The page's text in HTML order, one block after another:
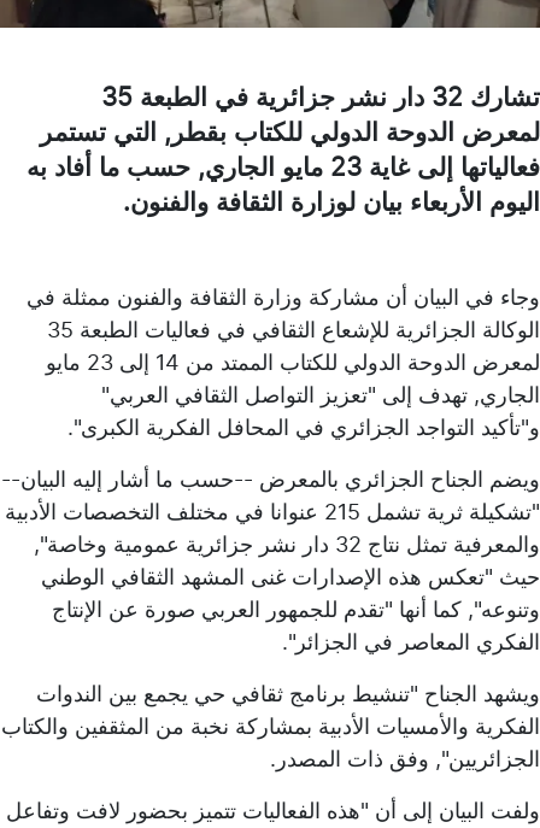
تشارك 32 دار نشر جزائرية في الطبعة 35
لمعرض الدوحة الدولي للكتاب بقطر, التي تستمر
فعالياتها إلى غاية 23 مايو الجاري, حسب ما أفاد به
اليوم الأربعاء بيان لوزارة الثقافة والفنون.
وجاء في البيان أن مشاركة وزارة الثقافة والفنون ممثلة في
الوكالة الجزائرية للإشعاع الثقافي في فعاليات الطبعة 35
لمعرض الدوحة الدولي للكتاب الممتد من 14 إلى 23 مايو
الجاري, تهدف إلى "تعزيز التواصل الثقافي العربي"
و"تأكيد التواجد الجزائري في المحافل الفكرية الكبرى".
ويضم الجناح الجزائري بالمعرض --حسب ما أشار إليه البيان--
"تشكيلة ثرية تشمل 215 عنوانا في مختلف التخصصات الأدبية
والمعرفية تمثل نتاج 32 دار نشر جزائرية عمومية وخاصة",
حيث "تعكس هذه الإصدارات غنى المشهد الثقافي الوطني
وتنوعه", كما أنها "تقدم للجمهور العربي صورة عن الإنتاج
الفكري المعاصر في الجزائر".
ويشهد الجناح "تنشيط برنامج ثقافي حي يجمع بين الندوات
الفكرية والأمسيات الأدبية بمشاركة نخبة من المثقفين والكتاب
الجزائريين", وفق ذات المصدر.
ولفت البيان إلى أن "هذه الفعاليات تتميز بحضور لافت وتفاعل